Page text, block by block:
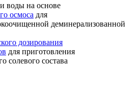
воды на основе
осмоса для
деминерализованной
дозирования
для приготовления
солевого состава